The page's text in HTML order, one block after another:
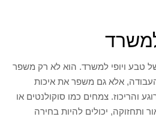
של טבע ויופי למשרד. הוא לא רק משפר
אלא גם משפר את איכות
והריכוז. צמחים כמו סוקולנטים או
ותחזוקה, יכולים להיות בחירה